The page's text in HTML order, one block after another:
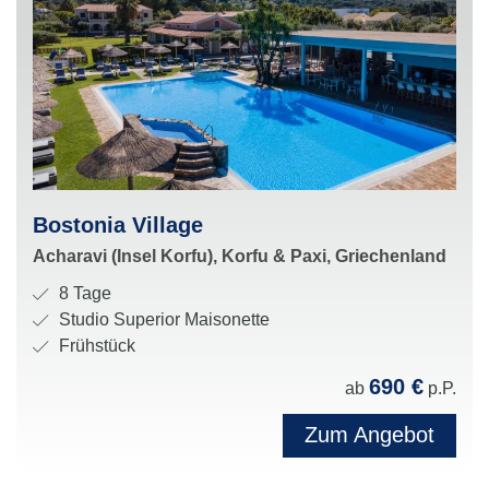
Bostonia Village
Acharavi (Insel Korfu), Korfu & Paxi, Griechenland
D
a
u
8 Tage
Z
i
Studio Superior Maisonette
V
Frühstück
ab 690 € p.P.
Zum Angebot